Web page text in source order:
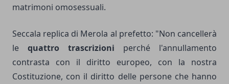
matrimoni omosessuali.
Seccala replica di Merola al prefetto: "Non cancellerà
le quattro trascrizioni perché l'annullamento
contrasta con il diritto europeo, con la nostra
Costituzione, con il diritto delle persone che hanno